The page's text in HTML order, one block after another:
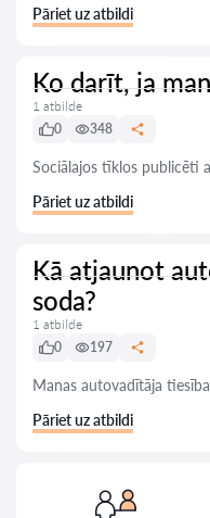
Pāriet uz atbildi
Ko darīt, ja
1 atbilde
0
348
Sociālajos tīklos publicēti
Pāriet uz atbildi
Kā atjaunot
soda?
1 atbilde
0
197
Manas autovadītāja
Pāriet uz atbildi